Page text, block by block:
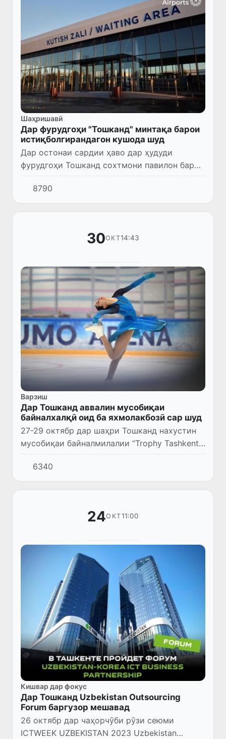
Шаҳришавӣ
Дар фурудгоҳи "Тошканд" минтақа барои
истиқболгирандагон кушода шуд
Дар остонаи сардии ҳаво дар ҳудуди
фурудгоҳи Тошканд сохтмони павилон барои
пешвозгирандагон ба анҷом расид.
8790
30ОКТ14:43
Варзиш
Дар Тошканд аввалин мусобиқаи
байналхалқӣ оид ба яхмолакбозӣ cap шуд
27-29 октябр дар шаҳри Тошканд нахустин
мусобиқаи байналмилалии “Trophy Tashkent
GSA” байни клубҳои рақси рӯи ях баргузор
шуд.6340
24ОКТ11:00
Кишвар дар фокус
Дар Тошканд Uzbekistan Outsourcing
Forum баргузор мешавад
26 октябр дар чаҳорчӯби рӯзи сеюми
ICTWEEK UZBEKISTAN 2023 Uzbekistan